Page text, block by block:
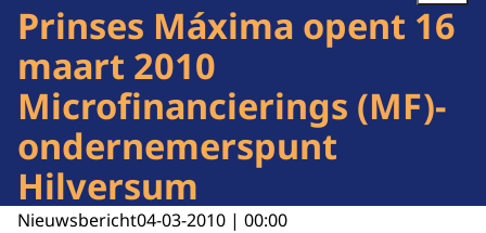
Prinses Máxima opent 16
maart 2010
Microfinancierings (MF)-
ondernemerspunt
Hilversum
Nieuwsbericht04-03-2010 | 00:00